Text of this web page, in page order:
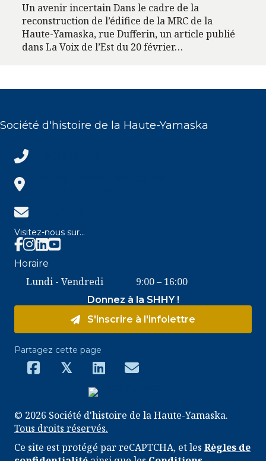
Un avenir incertain Dans le cadre de la
reconstruction de l’édifice de la MRC de la
Haute-Yamaska, rue Dufferin, un article publié
dans La Voix de l’Est du 20 février…
Société d'histoire de la Haute-Yamaska
(450) 372-4500
info@shhy.info
Visitez-nous sur...
Facebook SHHY
Instagram SHHY
Horaire
Lundi - Vendredi 9:00 – 16:00
Donnez à la SHHY !
S'inscrire à l'infolettre
Partagez cette page
𝕏
© 2026 Société d'histoire de la Haute-Yamaska.
Tous droits réservés.
Ce site est protégé par reCAPTCHA, et les Règles de